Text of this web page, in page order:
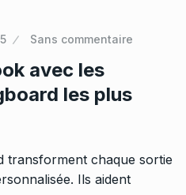
Sans commentaire
avec les
les plus
transforment chaque sortie
Ils aident